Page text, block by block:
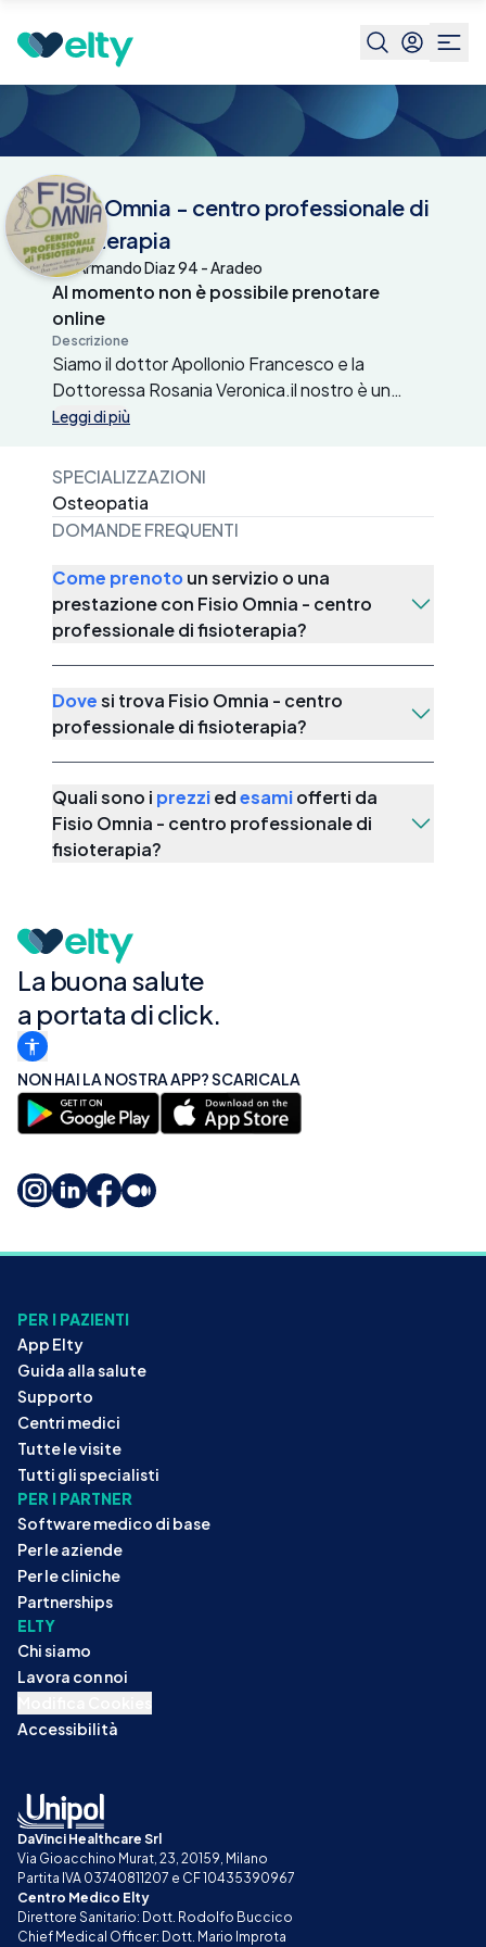
professionale di fisioterapia
Fisio Omnia - centro professionale di
fisioterapia
Via Armando Diaz 94 - Aradeo
Al momento non è possibile prenotare
online
Descrizione
Siamo il dottor Apollonio Francesco e la
Dottoressa Rosania Veronica.il nostro è un
centro di FISIOTERAPIA, OSTEOPATIA,
:"LAVORIAMO PER IL VOSTRO
BENESSERE"Da 10 anni siamo nel territorio
salentino con fisioterapia d'avanguardia e
Leggi di più
SPECIALIZZAZIONI
Osteopatia
DOMANDE FREQUENTI
Come prenotoun servizio o una
prestazione con Fisio Omnia - centro
professionale di fisioterapia?
Dovesi trova Fisio Omnia - centro
professionale di fisioterapia?
Quali sono i prezziedesamiofferti da
Fisio Omnia - centro professionale di
fisioterapia?
La buona salute
a portata di click.
NON HAI LA NOSTRA APP? SCARICALA
PER I PAZIENTI
App Elty
Guida alla salute
Supporto
Centri medici
Tutte le visite
Tutti gli specialisti
PER I PARTNER
Software medico di base
Per le aziende
Per le cliniche
Partnerships
ELTY
Chi siamo
Lavora con noi
Accessibilità
DaVinci Healthcare Srl
Via Gioacchino Murat, 23, 20159, Milano
Partita IVA 03740811207 e CF 10435390967
Centro Medico Elty
Direttore Sanitario: Dott. Rodolfo Buccico
Chief Medical Officer: Dott. Mario Improta